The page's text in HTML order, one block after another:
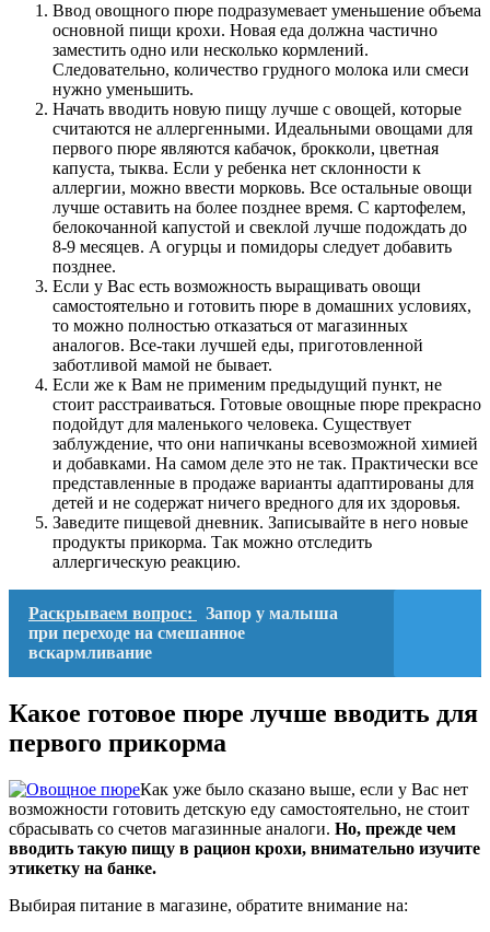
Ввод овощного пюре подразумевает уменьшение объема
основной пищи крохи. Новая еда должна частично
заместить одно или несколько кормлений.
Следовательно, количество грудного молока или смеси
нужно уменьшить.
Начать вводить новую пищу лучше с овощей, которые
считаются не аллергенными. Идеальными овощами для
первого пюре являются кабачок, брокколи, цветная
капуста, тыква. Если у ребенка нет склонности к
аллергии, можно ввести морковь. Все остальные овощи
лучше оставить на более позднее время. С картофелем,
белокочанной капустой и свеклой лучше подождать до
8-9 месяцев. А огурцы и помидоры следует добавить
позднее.
Если у Вас есть возможность выращивать овощи
самостоятельно и готовить пюре в домашних условиях,
то можно полностью отказаться от магазинных
аналогов. Все-таки лучшей еды, приготовленной
заботливой мамой не бывает.
Если же к Вам не применим предыдущий пункт, не
стоит расстраиваться. Готовые овощные пюре прекрасно
подойдут для маленького человека. Существует
заблуждение, что они напичканы всевозможной химией
и добавками. На самом деле это не так. Практически все
представленные в продаже варианты адаптированы для
детей и не содержат ничего вредного для их здоровья.
Заведите пищевой дневник. Записывайте в него новые
продукты прикорма. Так можно отследить
аллергическую реакцию.
Раскрываем вопрос:
Запор у малыша
при переходе на смешанное
вскармливание
Какое готовое пюре лучше вводить для
первого прикорма
Как уже было сказано выше, если у Вас нет
возможности готовить детскую еду самостоятельно, не стоит
сбрасывать со счетов магазинные аналоги. Но, прежде чем
вводить такую пищу в рацион крохи, внимательно изучите
этикетку на банке.
Выбирая питание в магазине, обратите внимание на: